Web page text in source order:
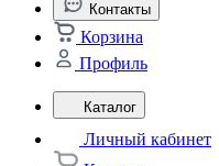
Контакты
Корзина
Профиль
Каталог
Личный кабинет